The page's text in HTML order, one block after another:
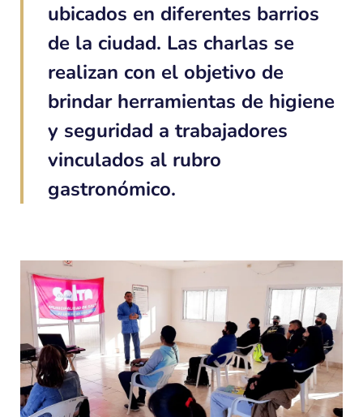
ubicados en diferentes barrios
de la ciudad. Las charlas se
realizan con el objetivo de
brindar herramientas de higiene
y seguridad a trabajadores
vinculados al rubro
gastronómico.